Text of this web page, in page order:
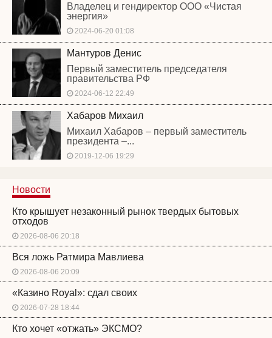
Владелец и гендиректор ООО «Чистая
энергия»
2024-06-20 01:08
Мантуров Денис
Первый заместитель председателя
правительства РФ
2024-06-12 22:49
Хабаров Михаил
Михаил Хабаров – первый заместитель
президента –...
2019-12-06 19:29
Новости
Кто крышует незаконный рынок твердых бытовых
отходов
2026-08-06 20:18
Вся ложь Ратмира Мавлиева
2026-08-06 20:09
«Казино Royal»: сдал своих
2026-07-28 18:44
Кто хочет «отжать» ЭКСМО?